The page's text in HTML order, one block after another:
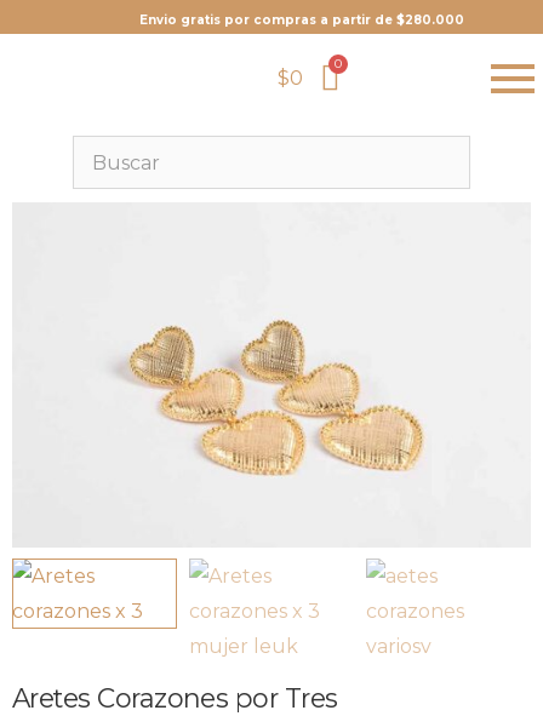
Envio gratis por compras a partir de $280.000
$0
Aretes Corazones por Tres